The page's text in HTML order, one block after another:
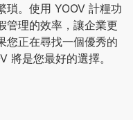
瑣。使用 YOOV 計糧功
管理的效率，讓企業更
您正在尋找一個優秀的
將是您最好的選擇。